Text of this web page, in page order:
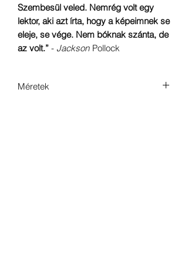
Szembesül veled. Nemrég volt egy
lektor, aki azt írta, hogy a képeimnek se
eleje, se vége. Nem bóknak szánta, de
az volt.” - Jackson Pollock
Méretek